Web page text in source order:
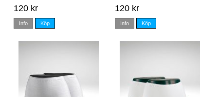
34/36 - 46/48
120 kr
Info Köp
stl. S - XXL
120 kr
Info Köp